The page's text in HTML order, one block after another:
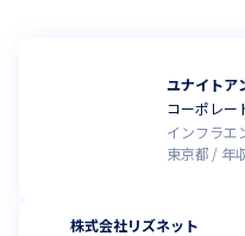
ユナイトア
コーポレー
インフラエ
東京都
年
株式会社リズネット